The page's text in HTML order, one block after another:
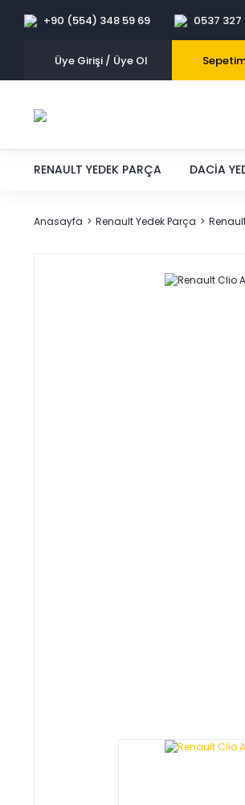
+90 (554) 348 59 69 0537 327
Üye Girişi / Üye Ol
RENAULT YEDEK PARÇA DACIA
Anasayfa Renault Yedek Parça